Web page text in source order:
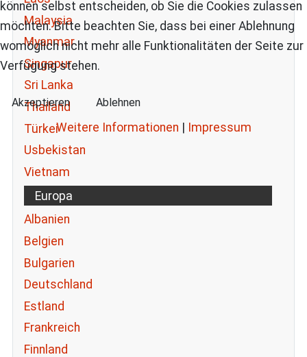
Malaysia
Myanmar
Singapur
Sri Lanka
Thailand
Türkei
Usbekistan
Vietnam
Europa
Albanien
Belgien
Bulgarien
Deutschland
Estland
Frankreich
Finnland
können selbst entscheiden, ob Sie die Cookies zulassen
möchten. Bitte beachten Sie, dass bei einer Ablehnung
womöglich nicht mehr alle Funktionalitäten der Seite zur
Verfügung stehen.
Akzeptieren Ablehnen
Weitere Informationen Impressum